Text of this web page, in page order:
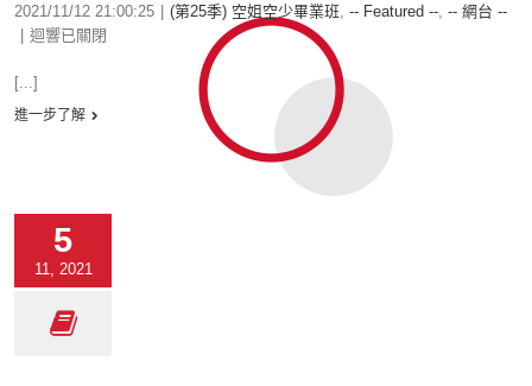
2021/11/12 21:00:25 (第25季) 空姐空少畢業班, -- Featured --, -- 網台 --
迴響已關閉
[...]
進一步了解
5
11, 2021